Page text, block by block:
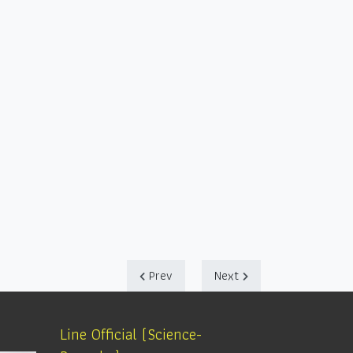
Prev Next
Line Official (Science-